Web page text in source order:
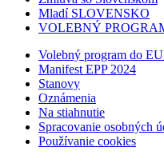
Mladí SLOVENSKO
VOLEBNÝ
Volebný program do
Manifest EPP 2024
Stanovy
Oznámenia
Na stiahnutie
Spracovanie osobných
Používanie cookies